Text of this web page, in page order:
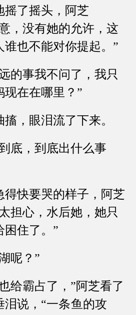
了摇头，阿芝
，没有她的允许，这
谁也不能对你提起。”
事我不问了，我只
现在在哪里？”
，眼泪流了下来。
，到底出什么事
快要哭的样子，阿芝
担心，水后她，她只
困住了。”
呢？”
霸占了，”阿芝看了
泪说，“一条鱼的攻